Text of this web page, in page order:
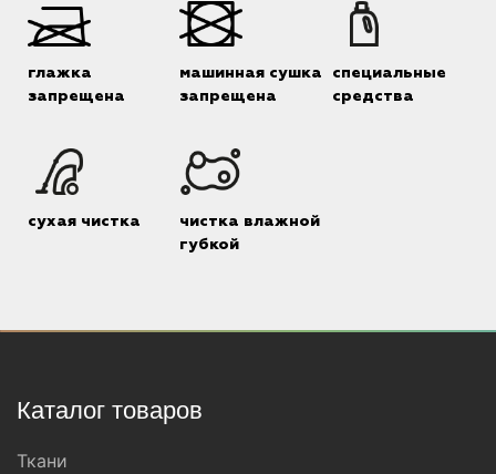
глажка
запрещена
машинная сушка
запрещена
специальные
средства
сухая чистка
чистка влажной
губкой
Каталог товаров
Ткани